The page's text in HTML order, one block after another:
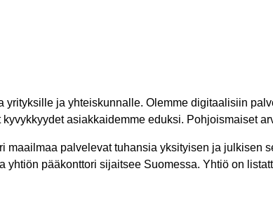
yrityksille ja yhteiskunnalle. Olemme digitaalisiin
asiakkaidemme eduksi. Pohjoismaiset
maailmaa palvelevat tuhansia yksityisen ja julkisen
yhtiön pääkonttori sijaitsee Suomessa. Yhtiö on